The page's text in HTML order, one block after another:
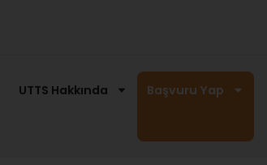
UTTS Hakkında Başvuru Yap